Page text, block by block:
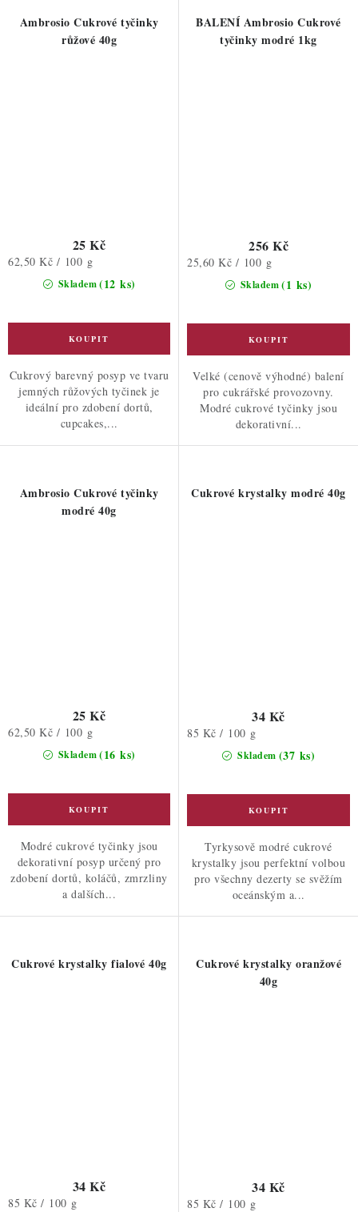
Ambrosio Cukrové tyčinky
růžové 40g
Skladem(12 ks)
25 Kč
Měrná
62,50 Kč / 100 g
Cukrový barevný posyp ve tvaru
jemných růžových tyčinek je
ideální pro zdobení dortů,
cupcakes,...
BALENÍ Ambrosio Cukrové
tyčinky modré 1kg
Skladem(1 ks)
256 Kč
Měrná
25,60 Kč / 100 g
Velké (cenově výhodné) balení
pro cukrářské provozovny.
Modré cukrové tyčinky jsou
dekorativní...
Ambrosio Cukrové tyčinky
modré 40g
Skladem(16 ks)
25 Kč
Měrná
62,50 Kč / 100 g
Modré cukrové tyčinky jsou
dekorativní posyp určený pro
zdobení dortů, koláčů, zmrzliny
a dalších...
Cukrové krystalky modré 40g
Skladem (37 ks)
34 Kč
Měrná
85 Kč / 100 g
Tyrkysově modré cukrové
krystalky jsou perfektní volbou
pro všechny dezerty se svěžím
oceánským a...
Cukrové krystalky fialové 40g
34 Kč
Měrná
85 Kč / 100 g
Cukrové krystalky oranžové
40g
34 Kč
Měrná
85 Kč / 100 g